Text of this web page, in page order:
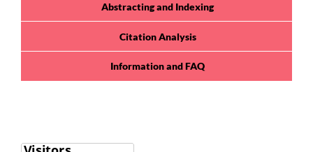
Abstracting and Indexing
Citation Analysis
Information and FAQ